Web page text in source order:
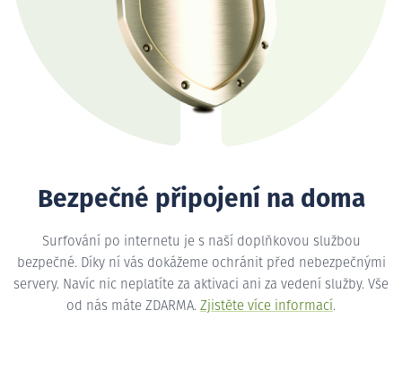
Bezpečné připojení na doma
Surfování po internetu je s naší doplňkovou službou
bezpečné. Díky ní vás dokážeme ochránit před nebezpečnými
servery. Navíc nic neplatíte za aktivaci ani za vedení služby. Vše
od nás máte ZDARMA. Zjistěte více informací.